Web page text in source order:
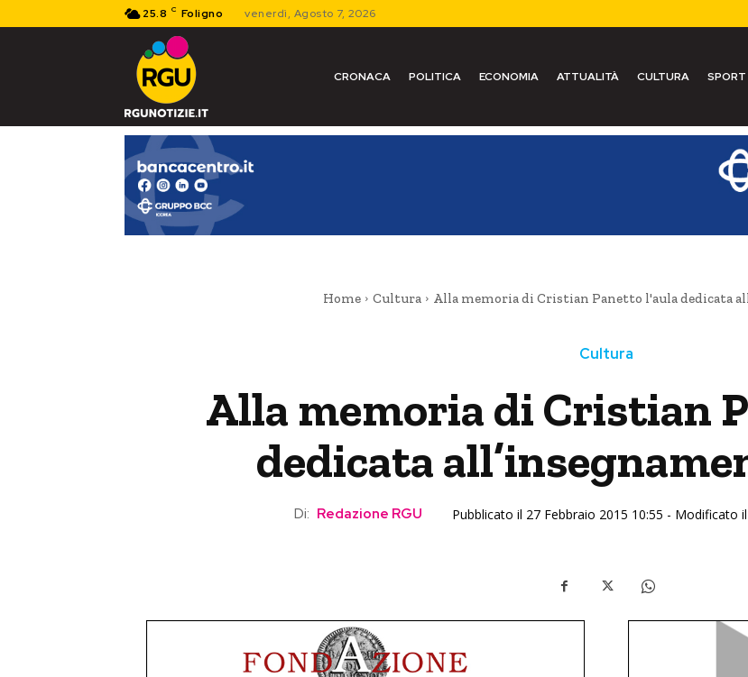
25.8 C Foligno venerdì, Agosto 7, 2026
CRONACA POLITICA ECONOMIA ATTUALITÀ CULTURA SPORT
Home Cultura Alla memoria di Cristian Panetto l'aula dedicata
Cultura
Alla memoria di Cristian
dedicata
Di: Redazione RGU Pubblicato il 27 Febbraio 2015 10:55 - Modificato